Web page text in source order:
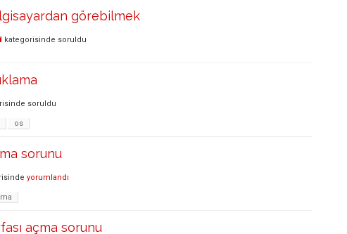
görebilmek
kategorisinde soruldu
soruldu
os
sorunu
yorumlandı
açma sorunu